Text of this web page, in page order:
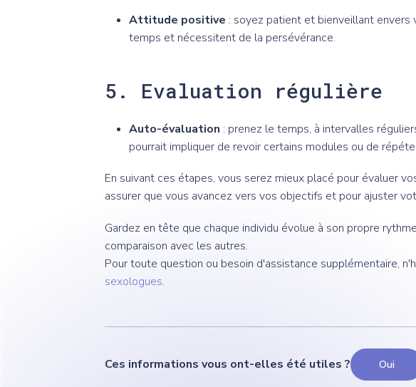
Attitude positive : soyez patient et bienveillant
temps et nécessitent de la persévérance.
5. Evaluation régulière
Auto-évaluation : prenez le temps, à intervalles
pourrait impliquer de revoir certains modules ou de
En suivant ces étapes, vous serez mieux placé pour évaluer
assurer que vous avancez vers vos objectifs et pour ajuster
Gardez en tête que chaque individu évolue à son propre
comparaison avec les autres.
Pour toute question ou besoin d'assistance supplémentaire,
sexologues.
Ces informations vous ont-elles été utiles ? Oui